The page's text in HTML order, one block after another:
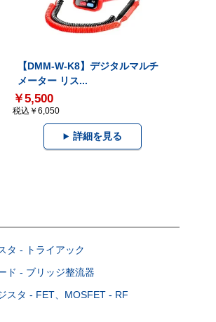
【DMM-W-K8】デジタルマルチ
メーター リス...
￥5,500
税込￥6,050
詳細を見る
タ - トライアック
ド - ブリッジ整流器
スタ - FET、MOSFET - RF